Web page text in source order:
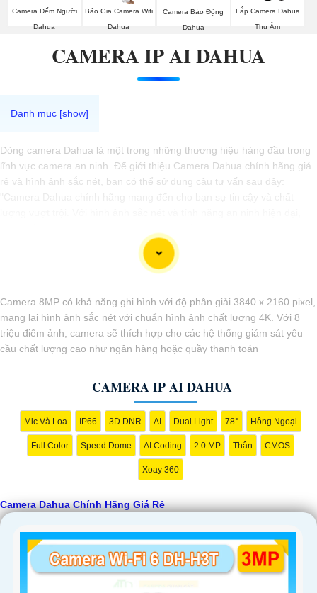
Camera Đếm Người
Dahua
Báo Gia Camera Wifi
Dahua
Camera Báo Động
Dahua
Lắp Camera Dahua
Thu Âm
CAMERA IP AI DAHUA
Dòng camera Dahua là một trong những thương hiệu hàng đầu trong
lĩnh vực camera an ninh. Để giới thiệu Camera Dahua chính hãng giá
rẻ và hình ảnh sắc nét, bạn có thể sử dụng câu tư vấn sau đây:
ngần ngại trải nghiệm sự ổn định và chất lượng vượt trội của Camera
Dahua chính hãng với mức giá vô cùng hấp dẫn."
Camera 8MP có khả năng ghi hình với độ phân giải 3840 x 2160 pixel,
mang lại hình ảnh sắc nét với chuẩn hình ảnh chất lượng 4K. Với 8
triệu điểm ảnh, camera sẽ thích hợp cho các hệ thống giám sát yêu
cầu chất lượng cao như ngân hàng hoặc quầy thanh toán
CAMERA IP AI DAHUA
Mic Và Loa IP66 3D DNR AI Dual Light 78° Hồng Ngoại
Full Color Speed Dome AI Coding 2.0 MP Thân CMOS
Xoay 360
Camera Dahua Chính Hãng Giá Rẻ